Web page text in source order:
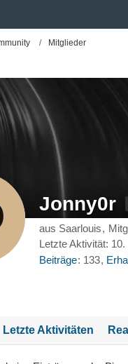
Mitglieder
Jonny0r
aus Saarlouis
Letzte Aktivität:
Beiträge 133
Letzte Aktivitäten